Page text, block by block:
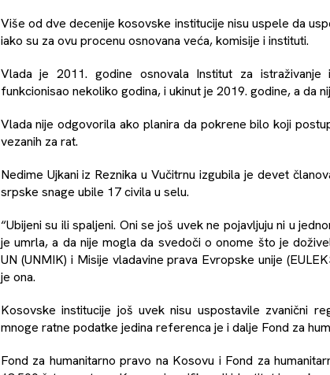
Više od dve decenije kosovske institucije nisu uspele da
iako su za ovu procenu osnovana veća, komisije i instituti.
Vlada je 2011. godine osnovala Institut za
funkcionisao nekoliko godina, i ukinut je 2019. godine, a da
Vlada nije odgovorila ako planira da pokrene bilo koji
vezanih za rat.
Nedime Ujkani iz Reznika u Vučitrnu izgubila je devet
srpske snage ubile 17 civila u selu.
“Ubijeni su ili spaljeni. Oni se još uvek ne pojavljuju ni u
je umrla, a da nije mogla da svedoči o onome što je
UN (UNMIK) i Misije vladavine prava Evropske unije
je ona.
Kosovske institucije još uvek nisu uspostavile zvanični
mnoge ratne podatke jedina referenca je i dalje Fond za
Fond za humanitarno pravo na Kosovu i Fond za